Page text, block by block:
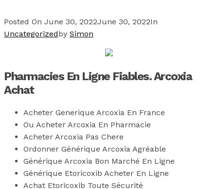
Posted On June 30, 2022June 30, 2022In
Uncategorizedby Simon
Pharmacies En Ligne Fiables. Arcoxia
Achat
Acheter Generique Arcoxia En France
Ou Acheter Arcoxia En Pharmacie
Acheter Arcoxia Pas Chere
Ordonner Générique Arcoxia Agréable
Générique Arcoxia Bon Marché En Ligne
Générique Etoricoxib Acheter En Ligne
Achat Etoricoxib Toute Sécurité